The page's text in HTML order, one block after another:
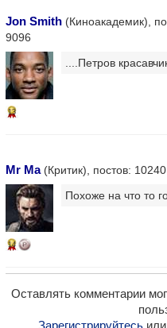
Jon Smith (Киноакадемик),
9096
13
....Петров
Mr Ma(Критик), постов: 10240
14
Похоже на что то
Оставлять комментарии
Зарегистрируйтесьили